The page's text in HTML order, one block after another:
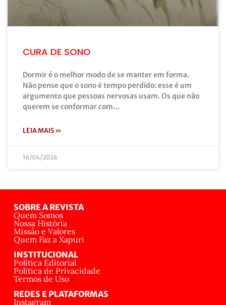
CURA DE SONO
Dormir é o melhor modo de se manter em forma.
Não pense que o sono é tempo perdido: esse é um
argumento que pessoas nervosas usam. Os que não
querem se conformar com…
LEIA MAIS »
16/04/2026
SOBRE A REVISTA
Quem Somos
Nossa História
Missão e Valores
Quem Faz a Xapuri
INSTITUCIONAL
Política Editorial
Política de Privacidade
Termos de Uso
REDES E PLATAFORMAS
Instagram